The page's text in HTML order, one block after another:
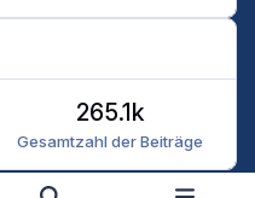
Gesamtzahl der Beiträge
265.1k